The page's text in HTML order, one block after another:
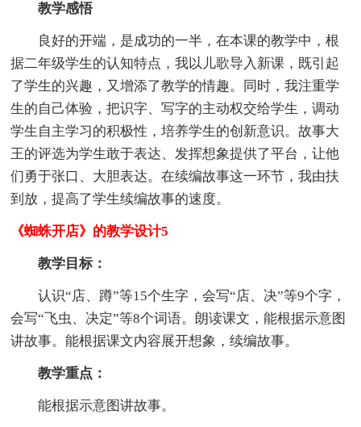
教学感悟
良好的开端，是成功的一半，在本课的教学中，根
据二年级学生的认知特点，我以儿歌导入新课，既引起
了学生的兴趣，又增添了教学的情趣。同时，我注重学
生的自己体验，把识字、写字的主动权交给学生，调动
学生自主学习的积极性，培养学生的创新意识。故事大
王的评选为学生敢于表达、发挥想象提供了平台，让他
们勇于张口、大胆表达。在续编故事这一环节，我由扶
到放，提高了学生续编故事的速度。
《蜘蛛开店》的教学设计5
教学目标：
认识“店、蹲”等15个生字，会写“店、决”等9个字，
会写“飞虫、决定”等8个词语。朗读课文，能根据示意图
讲故事。能根据课文内容展开想象，续编故事。
教学重点：
能根据示意图讲故事。